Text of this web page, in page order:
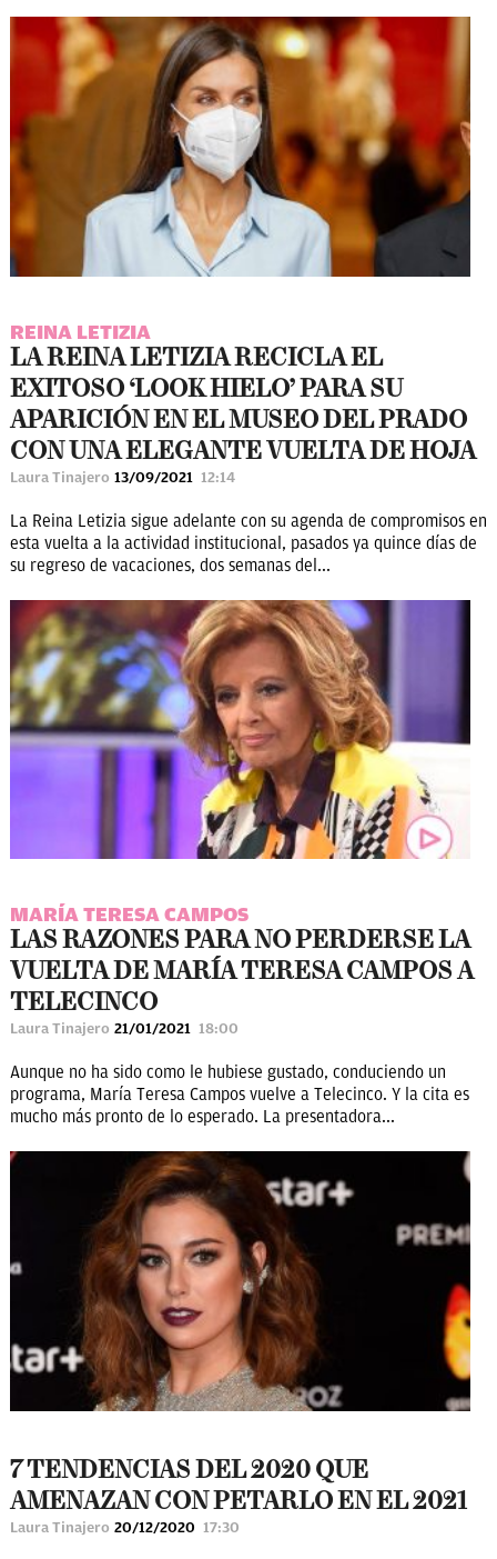
REINA LETIZIA
LA REINA LETIZIA RECICLA EL
EXITOSO ‘LOOK HIELO’ PARA SU
APARICIÓN EN EL MUSEO DEL PRADO
CON UNA ELEGANTE VUELTA DE HOJA
Laura Tinajero 13/09/2021 12:14
La Reina Letizia sigue adelante con su agenda de compromisos en
esta vuelta a la actividad institucional, pasados ya quince días de
su regreso de vacaciones, dos semanas del...
MARÍA TERESA CAMPOS
LAS RAZONES PARA NO PERDERSE LA
VUELTA DE MARÍA TERESA CAMPOS A
TELECINCO
Laura Tinajero 21/01/2021 18:00
Aunque no ha sido como le hubiese gustado, conduciendo un
programa, María Teresa Campos vuelve a Telecinco. Y la cita es
mucho más pronto de lo esperado. La presentadora...
7 TENDENCIAS DEL 2020 QUE
AMENAZAN CON PETARLO EN EL 2021
Laura Tinajero 20/12/2020 17:30